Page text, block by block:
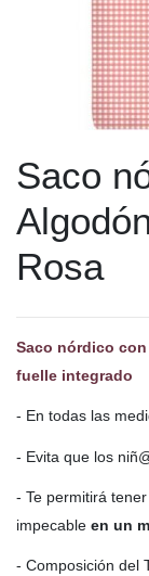
Saco
Rosa
Saco nórdico
fuelle integrado
- En todas las
- Evita que los
- Te permitirá tener
impecable en un
- Composición del